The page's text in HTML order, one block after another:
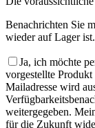
Benachrichten Sie
wieder auf Lager ist.
Ja, ich möchte
vorgestellte
Mailadresse wird
weitergegeben.
für die Zukunft